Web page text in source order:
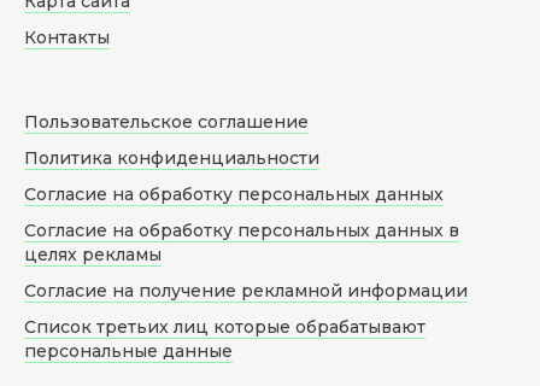
Контакты
Пользовательское соглашение
Политика конфиденциальности
Согласие на обработку персональных данных
Согласие на обработку персональных данных в
целях рекламы
Согласие на получение рекламной информации
Список третьих лиц которые обрабатывают
персональные данные